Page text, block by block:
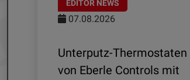
EDITOR NEWS
07.08.2026
Unterputz-Thermostaten
von Eberle Controls mit